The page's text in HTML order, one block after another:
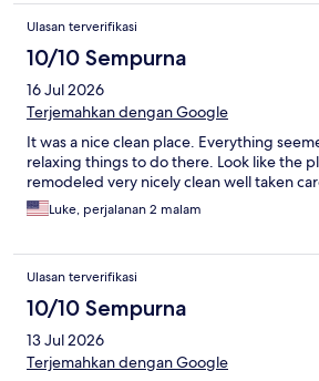
needed to move around so much. Get
your loud self down! Overall, I
Hopefully Stompy and Clank will not be
😉
Ulasan terverifikasi
10/10 Sempurna
16 Jul 2026
Terjemahkan dengan Google
It was a nice clean place. Everything
relaxing things to do there. Look like the
remodeled very nicely clean well taken
Luke, perjalanan 2 malam
Ulasan terverifikasi
10/10 Sempurna
13 Jul 2026
Terjemahkan dengan Google